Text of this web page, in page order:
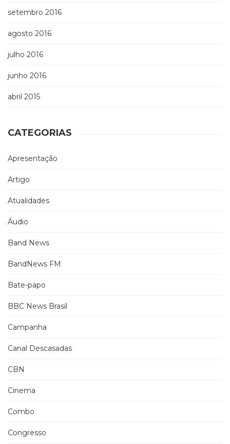
setembro 2016
agosto 2016
julho 2016
junho 2016
abril 2015
CATEGORIAS
Apresentação
Artigo
Atualidades
Áudio
Band News
BandNews FM
Bate-papo
BBC News Brasil
Campanha
Canal Descasadas
CBN
Cinema
Combo
Congresso